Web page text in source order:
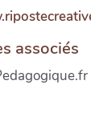
associés